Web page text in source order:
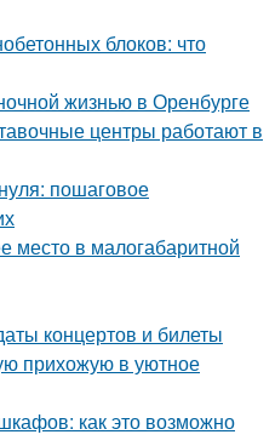
блоков: что
жизнью в Оренбурге
центры работают в
пошаговое
место в малогабаритной
концертов и билеты
прихожую в уютное
как это возможно